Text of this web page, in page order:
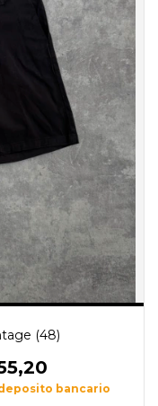
(48)
bancario